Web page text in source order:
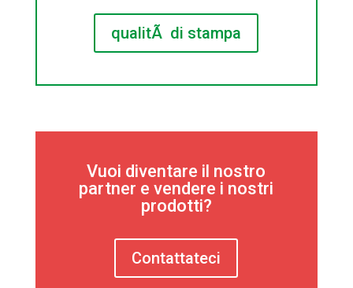
qualitÃ di stampa
Vuoi diventare il nostro
partner e vendere i nostri
prodotti?
Contattateci